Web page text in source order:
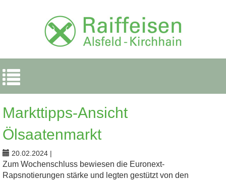
Navigation
ein-/ausblenden
Markttipps-Ansicht
Ölsaatenmarkt
20.02.2024 |
Zum Wochenschluss bewiesen die Euronext-
Rapsnotierungen stärke und legten gestützt von den